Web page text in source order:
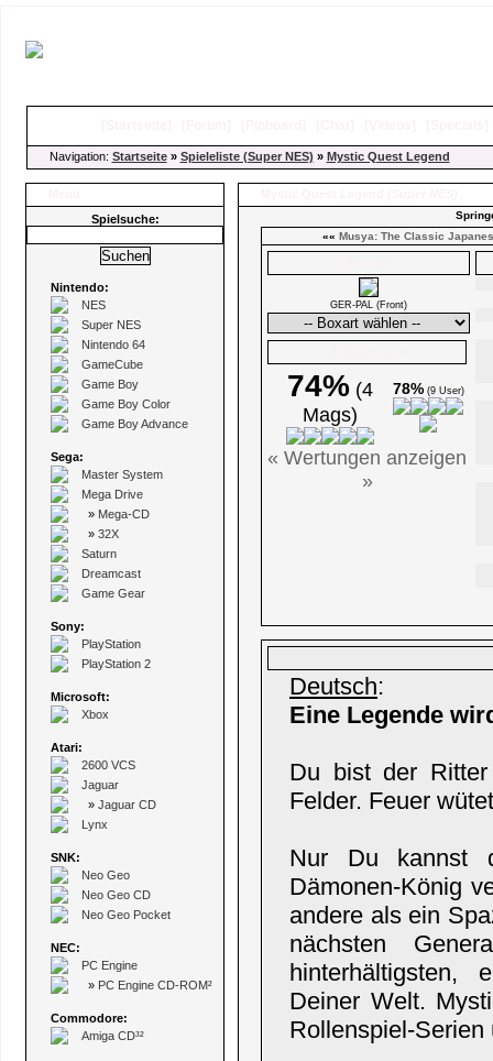
Navigation: Startseite» Spieleliste (Super NES) » Mystic Quest Legend
Spielsuche:
Nintendo:
NES
Super NES
Nintendo 64
GameCube
Game Boy
Game Boy Color
Game Boy Advance
Sega:
Master System
Mega Drive
» Mega-CD
» 32X
Saturn
Dreamcast
Game Gear
Sony:
PlayStation
PlayStation 2
Microsoft:
Xbox
Atari:
2600 VCS
Jaguar
» Jaguar CD
Lynx
SNK:
Neo Geo
Neo Geo CD
Neo Geo Pocket
NEC:
PC Engine
» PC Engine CD-ROM²
Commodore:
Amiga CD³²
«« Musya: The Classic
GER-PAL (Front)
74% (4
Mags)
78% (9 User)
« Wertungen anzeigen
»
Deutsch:
Eine Legende
Du bist der
Felder. Feuer
Nur Du kannst
Dämonen-König
andere als ein
nächsten
hinterhältigsten,
Deiner Welt.
Rollenspiel-Serien